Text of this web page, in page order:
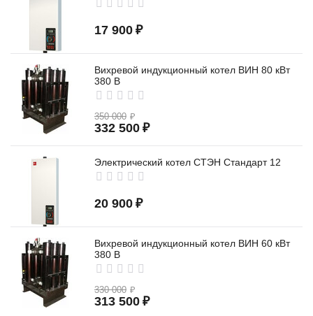
17 900 ₽
Вихревой индукционный котел ВИН 80 кВт
380 В
350 000 ₽
332 500 ₽
Электрический котел СТЭН Стандарт 12
20 900 ₽
Вихревой индукционный котел ВИН 60 кВт
380 В
330 000 ₽
313 500 ₽